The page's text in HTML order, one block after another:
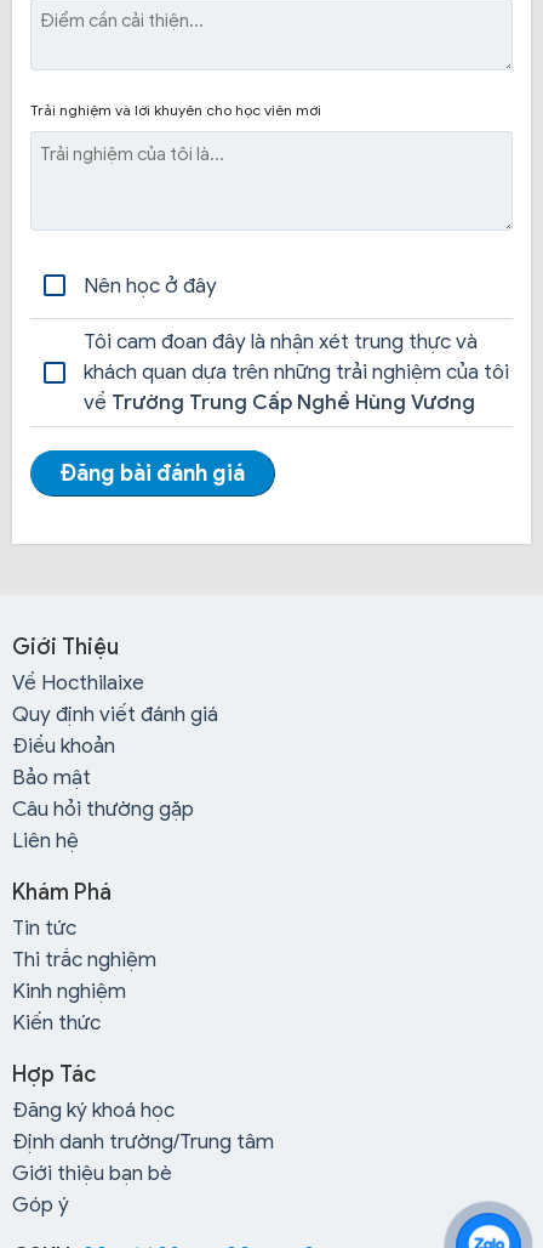
Trải nghiệm và lời khuyên cho học viên mới
Nên học ở đây
Tôi cam đoan đây là nhận xét trung thực và
khách quan dựa trên những trải nghiệm của tôi
về Trường Trung Cấp Nghề Hùng Vương
Đăng bài đánh giá
Giới Thiệu
Về Hocthilaixe
Quy định viết đánh giá
Điều khoản
Bảo mật
Câu hỏi thường gặp
Liên hệ
Khám Phá
Tin tức
Thi trắc nghiệm
Kinh nghiệm
Kiến thức
Hợp Tác
Đăng ký khoá học
Định danh trường/Trung tâm
Giới thiệu bạn bè
Góp ý